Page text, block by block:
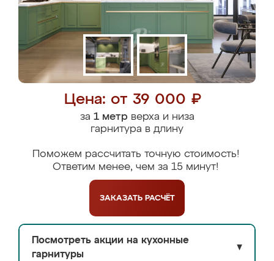
Цена: от 39 000 ₽
за 1 метрверха и низа
гарнитура в длину
Поможем рассчитать точную стоимость!
Ответим менее, чем за 15 минут!
ЗАКАЗАТЬ РАСЧЁТ
Посмотреть акции на кухонные
гарнитуры
▼